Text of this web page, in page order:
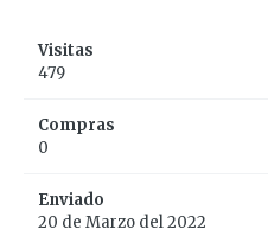
Visitas
479
Compras
0
Enviado
20 de Marzo del 2022